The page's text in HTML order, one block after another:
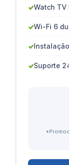
✓Watch TV
✓Wi-Fi 6
✓
✓Suporte